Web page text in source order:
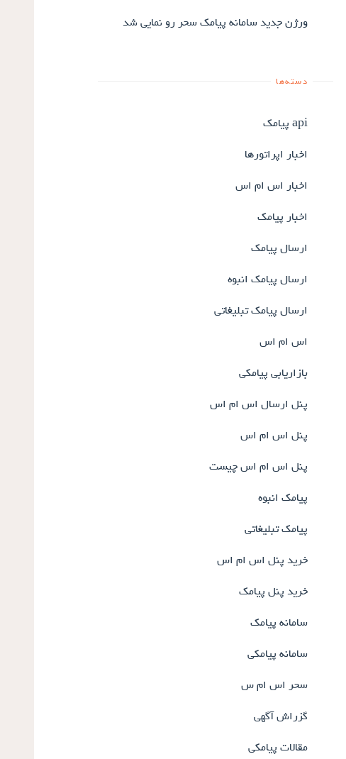
ورژن جدید سامانه پیامک سحر رو نمایی شد
دسته‌ها
api پیامک
اخبار اپراتورها
اخبار اس ام اس
اخبار پیامک
ارسال پیامک
ارسال پیامک انبوه
ارسال پیامک تبلیغاتی
اس ام اس
بازاریابی پیامکی
پنل ارسال اس ام اس
پنل اس ام اس
پنل اس ام اس چیست
پیامک انبوه
پیامک تبلیغاتی
خرید پنل اس ام اس
خرید پنل پیامک
سامانه پیامک
سامانه پیامکی
سحر اس ام س
گزراش آگهی
مقالات پیامکی